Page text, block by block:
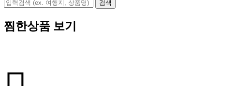
찜한상품 보기